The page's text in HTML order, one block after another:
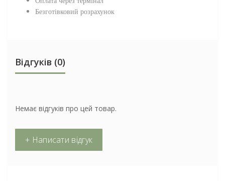
Безготівковий розрахунок
Відгуків (0)
Немає відгуків про цей товар.
+ Написати відгук